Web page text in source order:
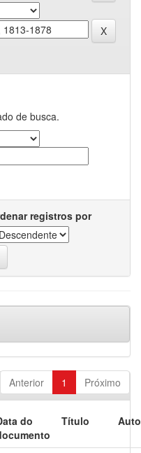
de busca.
registros por
Anterior 1 Próximo
do
Título